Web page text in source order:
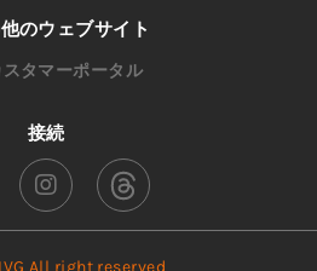
のウェブサイト
スタマーポータル
接続